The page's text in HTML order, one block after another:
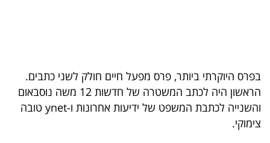
המילון
הכלכלי
פודקאסט
בפרס היוקרתי ביותר, פרס מפעל חיים חולק לשני כתבים.
הראשון היה לכתב המשטרה של חדשות 12 משה נוסבאום
והשנייה לכתבת המשפט של ידיעות אחרונות ו-ynet טובה
צימוקי.